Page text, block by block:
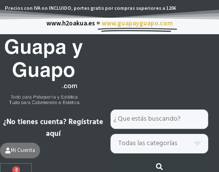
al
Precios con IVA no INCLUIDO, portes gratis por compras superiores a 120€
www.h2oakua.es = www.guapayguapo.com
Search
...
¿No tienes cuenta? Regístrate
aquí
Mi Cuenta
0